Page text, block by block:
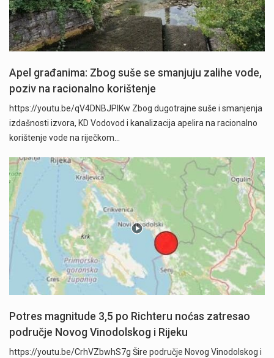
Apel građanima: Zbog suše se smanjuju zalihe vode,
poziv na racionalno korištenje
https://youtu.be/qV4DNBJPlKw Zbog dugotrajne suše i smanjenja
izdašnosti izvora, KD Vodovod i kanalizacija apelira na racionalno
korištenje vode na riječkom…
Potres magnitude 3,5 po Richteru noćas zatresao
područje Novog Vinodolskog i Rijeku
https://youtu.be/CrhVZbwhS7g Šire područje Novog Vinodolskog i